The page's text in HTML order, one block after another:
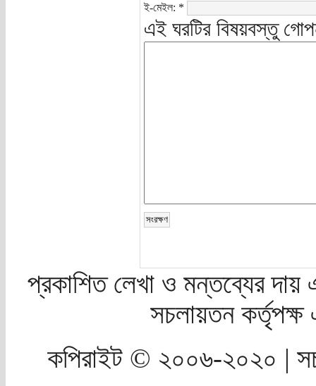
ই-মেইল: *
এই ঘরটির বিষয়বস্তু
প্রকাশিত লেখা ও মন্তব্যের দায়
সচলায়তন
কপিরাইট © ২০০৬-২০২০ |